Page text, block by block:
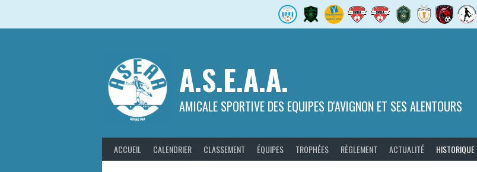
A.S.E.A.A.
AMICALE SPORTIVE DES EQUIPES D'AVIGNON ET SES ALENTOURS
ACCUEIL CALENDRIER CLASSEMENT ÉQUIPES TROPHÉES RÈGLEMENT ACTUALITÉ HISTORIQUE